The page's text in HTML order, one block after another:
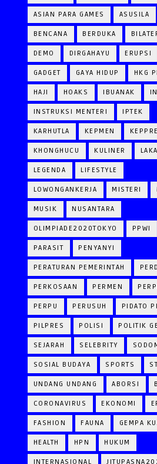
ASIAN PARA GAMES ASUSILA
BENCANA BERDUKA
DEMO DIRGAHAYU ERUPSI
GADGET GAYA HIDUP HKG
HAJI HOAKS IBUANAK
INSTRUKSI MENTERI IPTEK
KARHUTLA KEPMEN
KHONGHUCU KULINER
LEGENDA LIFESTYLE
LOWONGANKERJA MISTERI
MUSIK NUSANTARA
OLIMPIADE2020TOKYO PPWI
PARASIT PENYANYI
PERATURAN PEMERINTAH
PERKOSAAN PERMEN
PERPU PERUSUH PIDATO
PILPRES POLISI POLITIK
SEJARAH SELEBRITY
SOSIAL BUDAYA SPORTS
UNDANG UNDANG ABORSI
CORONAVIRUS EKONOMI
FASHION FAUNA GEMPA
HEALTH HPN HUKUM
INTERNASIONAL